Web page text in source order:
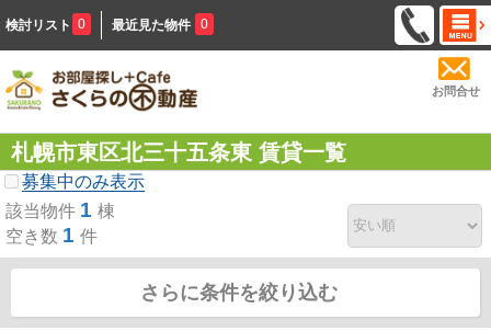
検討リスト 0 最近見た物件 0
お問合せ
札幌市東区北三十五条東 賃貸一覧
募集中のみ表示
該当物件 1 棟
空き数 1 件
さらに条件を絞り込む